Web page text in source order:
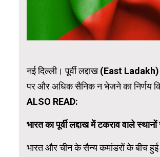
नई दिल्ली। पूर्वी लद्दाख (East
पर और अधिक सैनिक न भेजने का निर्णय
ALSO READ:
भारत का पूर्वी लद्दाख में टकराव वाले
भारत और चीन के सैन्य कमांडरों के बीच हुई